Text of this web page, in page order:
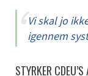
Vi skal jo
igennem
STYRKER